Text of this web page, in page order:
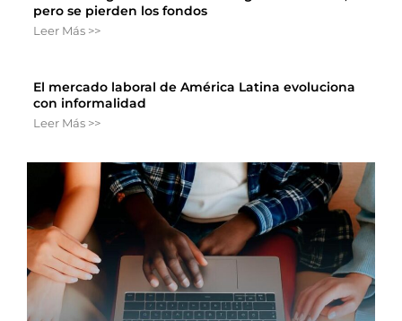
pero se pierden los fondos
Leer Más >>
El mercado laboral de América Latina evoluciona
con informalidad
Leer Más >>